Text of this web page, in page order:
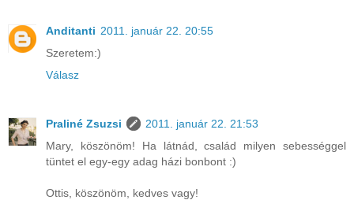
Anditanti 2011. január 22. 20:55
Szeretem:)
Válasz
Praliné Zsuzsi
2011. január 22. 21:53
Mary, köszönöm! Ha látnád, család milyen sebességgel
tüntet el egy-egy adag házi bonbont :)
Ottis, köszönöm, kedves vagy!